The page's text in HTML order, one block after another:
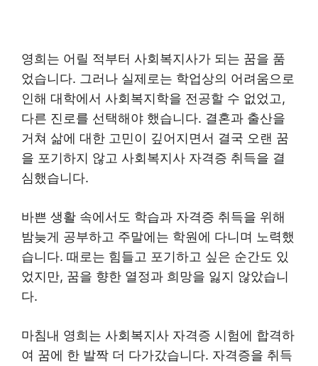
영희는 어릴 적부터 사회복지사가 되는 꿈을 품
었습니다. 그러나 실제로는 학업상의 어려움으로
인해 대학에서 사회복지학을 전공할 수 없었고,
다른 진로를 선택해야 했습니다. 결혼과 출산을
거쳐 삶에 대한 고민이 깊어지면서 결국 오랜 꿈
을 포기하지 않고 사회복지사 자격증 취득을 결
심했습니다.
바쁜 생활 속에서도 학습과 자격증 취득을 위해
밤늦게 공부하고 주말에는 학원에 다니며 노력했
습니다. 때로는 힘들고 포기하고 싶은 순간도 있
었지만, 꿈을 향한 열정과 희망을 잃지 않았습니
다.
마침내 영희는 사회복지사 자격증 시험에 합격하
여 꿈에 한 발짝 더 다가갔습니다. 자격증을 취득